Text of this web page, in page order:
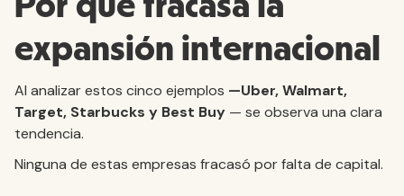
expansión internacional
Al analizar estos cinco ejemplos —Uber, Walmart,
Target, Starbucks y Best Buy — se observa una clara
tendencia.
Ninguna de estas empresas fracasó por falta de capital.